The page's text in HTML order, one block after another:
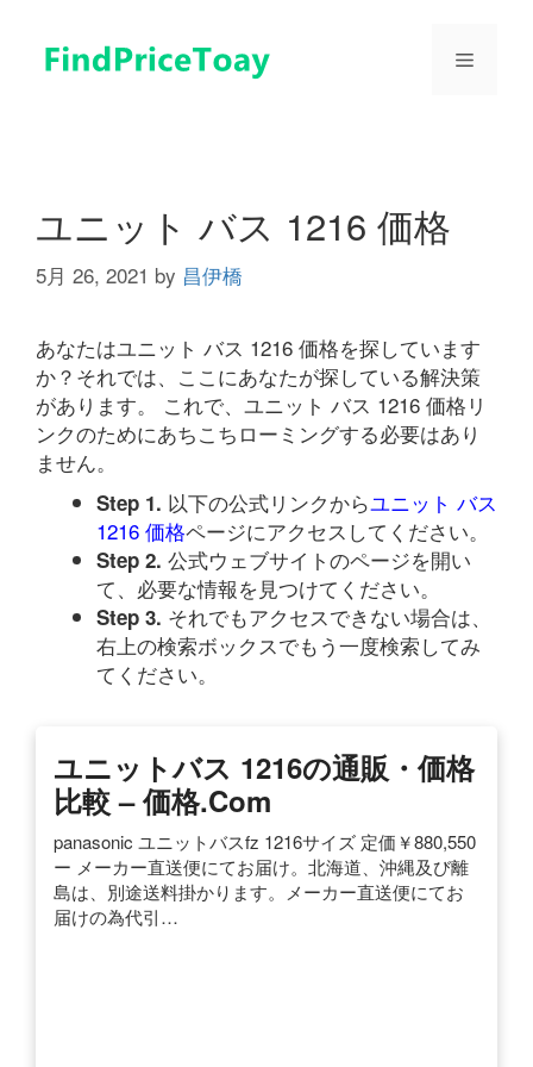
メ
ユニット バス 1216 価格
5月 26, 2021 by 昌伊橋
あなたはユニット バス 1216 価格を探しています
か？それでは、ここにあなたが探している解決策
があります。 これで、ユニット バス 1216 価格リ
ンクのためにあちこちローミングする必要はあり
ません。
Step 1. 以下の公式リンクからユニット バス
1216 価格ページにアクセスしてください。
Step 2. 公式ウェブサイトのページを開い
て、必要な情報を見つけてください。
Step 3. それでもアクセスできない場合は、
右上の検索ボックスでもう一度検索してみ
てください。
ユニットバス 1216の通販・価格
比較 – 価格.com
panasonic ユニットバスfz 1216サイズ 定価￥880,550
ー メーカー直送便にてお届け。北海道、沖縄及び離
島は、別途送料掛かります。メーカー直送便にてお
届けの為代引…